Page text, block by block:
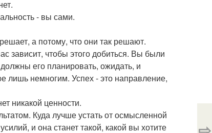
- вы сами.
а потому, что они так решают.
зависит, чтобы этого добиться. Вы были
его планировать, ожидать, и
лишь немногим. Успех - это направление,
никакой ценности.
Куда лучше устать от осмысленной
и она станет такой, какой вы хотите